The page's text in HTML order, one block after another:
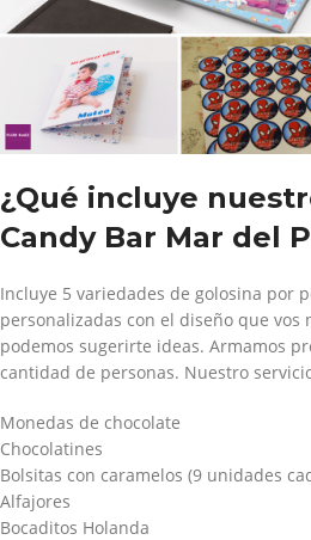
¿Qué incluye
Candy Bar Mar del
Incluye 5 variedades de golosina por
personalizadas con el diseño que vos
podemos sugerirte ideas. Armamos
cantidad de personas. Nuestro
Monedas de chocolate
Chocolatines
Bolsitas con caramelos (9 unidades
Alfajores
Bocaditos Holanda